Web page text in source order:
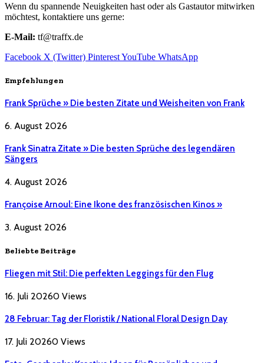
Wenn du spannende Neuigkeiten hast oder als Gastautor mitwirken
möchtest, kontaktiere uns gerne:
E-Mail: tf@traffx.de
Facebook X (Twitter) PinterestYouTube WhatsApp
Empfehlungen
Frank Sprüche » Die besten Zitate und Weisheiten von Frank
6. August 2026
Frank Sinatra Zitate » Die besten Sprüche des legendären
Sängers
4. August 2026
Françoise Arnoul: Eine Ikone des französischen Kinos »
3. August 2026
Beliebte Beiträge
Fliegen mit Stil: Die perfekten Leggings für den Flug
16. Juli 20260 Views
28 Februar: Tag der Floristik / National Floral Design Day
17. Juli 20260 Views